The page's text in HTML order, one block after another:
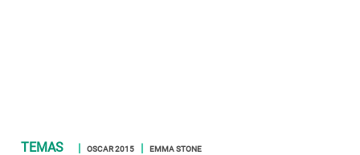
OSCAR 2015 EMMA STONE